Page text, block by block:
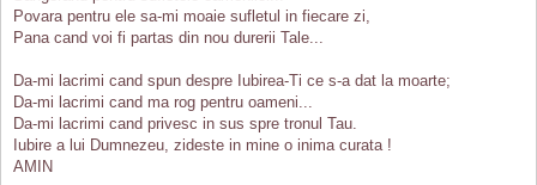
Povara pentru ele sa-mi moaie sufletul in fiecare zi,
Pana cand voi fi partas din nou durerii Tale...
Da-mi lacrimi cand spun despre Iubirea-Ti ce s-a dat la moarte;
Da-mi lacrimi cand ma rog pentru oameni...
Da-mi lacrimi cand privesc in sus spre tronul Tau.
Iubire a lui Dumnezeu, zideste in mine o inima curata !
AMIN